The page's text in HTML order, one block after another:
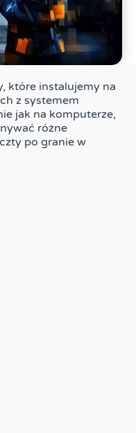
które instalujemy na
z systemem
jak na komputerze,
różne
po granie w